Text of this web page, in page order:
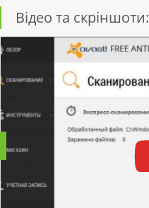
Відео та скріншоти: